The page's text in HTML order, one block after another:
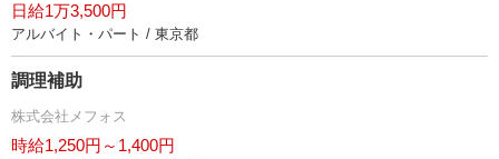
日給1万3,500円
アルバイト・パート / 東京都
調理補助
株式会社メフォス
時給1,250円～1,400円